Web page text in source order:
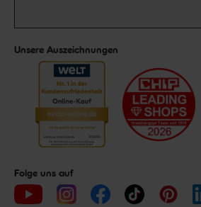
Unsere Auszeichnungen
Folge uns auf